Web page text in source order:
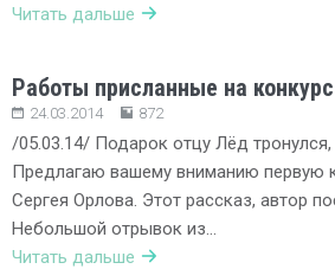
Читать дальше
Работы присланные на конкурс
24.03.2014 872
/05.03.14/ Подарок отцу Лёд
Предлагаю вашему вниманию первую
Сергея Орлова. Этот рассказ, автор
Небольшой отрывок из…
Читать дальше